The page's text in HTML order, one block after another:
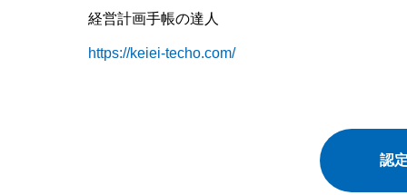
経営計画手帳の達人
https://keiei-techo.com/
認